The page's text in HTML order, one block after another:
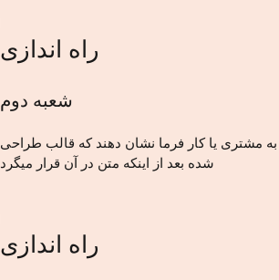
راه اندازی
شعبه دوم
به مشتری یا کار فرما نشان دهند که قالب طراحی
شده بعد از اینکه متن در آن قرار میگرد
راه اندازی